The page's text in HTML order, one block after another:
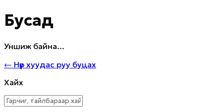
Бусад
Уншиж байна...
← Нүүр хуудас руу буцах
Хайх